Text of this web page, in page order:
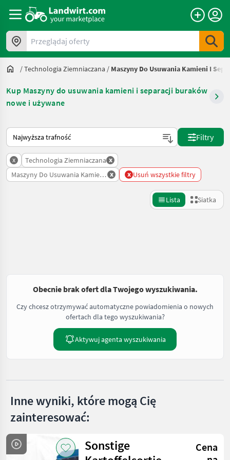
Przeglądaj oferty
/Technologia Ziemniaczana / Maszyny Do Usuwania Kamieni I
Kup Maszyny do usuwania kamieni i separacji buraków
nowe i używane
Tak sortuje się na Landwirt.com
Filtry
x Technologia Ziemniaczana x
Maszyny Do Usuwania Kamieni I Separacji Burakow
x x Usuń wszystkie filtry
Lista Siatka
Obecnie brak ofert dla Twojego wyszukiwania.
Czy chcesz otrzymywać automatyczne powiadomienia o nowych
ofertach dla tego wyszukiwania?
Aktywuj agenta wyszukiwania
Inne wyniki, które mogą Cię
zainteresować:
Sonstige
Cena